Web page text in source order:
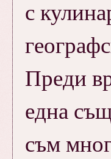
с
Преди
една
съм